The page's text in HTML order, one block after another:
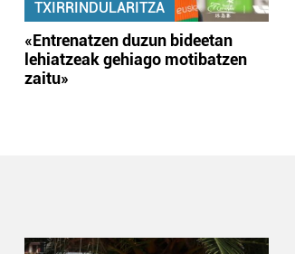
TXIRRINDULARITZA
«Entrenatzen duzun bideetan
lehiatzeak gehiago motibatzen
zaitu»